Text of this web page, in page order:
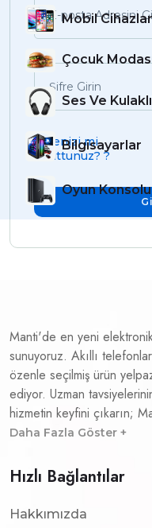
Mobil Cihazlar
Çocuk
Ses Ve
Bilgisayarlar
Oyun Konsolu
Şifrenizi mi
unuttunuz? ?
Manti'de en yeni
sunuyoruz. Akıllı
özenle seçilmiş ürün
ediyor. Uzman
hizmetin keyfini çıkarın;
Daha Fazla Göster +
Hızlı Bağlantılar
Hakkımızda